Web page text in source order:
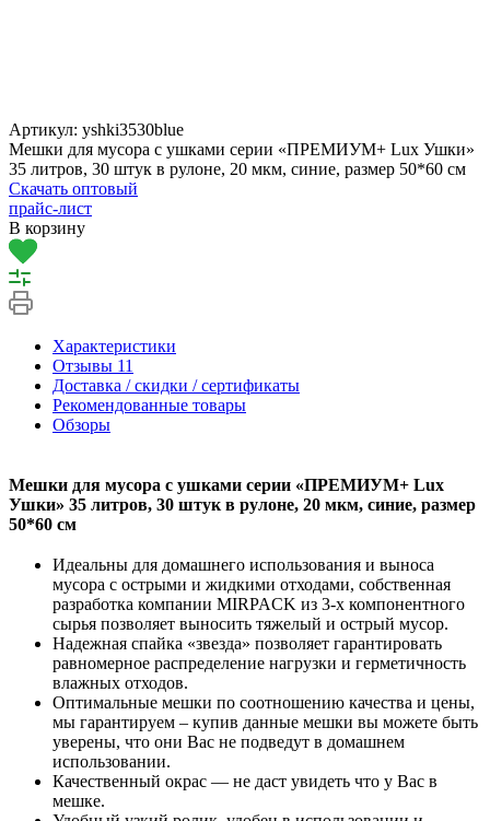
Артикул: yshki3530blue
Мешки для мусора с ушками серии «ПРЕМИУМ+ Lux Ушки»
35 литров, 30 штук в рулоне, 20 мкм, синие, размер 50*60 см
Скачать оптовый
прайс-лист
В корзину
Характеристики
Отзывы 11
Доставка / скидки / сертификаты
Рекомендованные товары
Обзоры
Мешки для мусора с ушками серии «ПРЕМИУМ+ Lux
Ушки» 35 литров, 30 штук в рулоне, 20 мкм, синие, размер
50*60 см
Идеальны для домашнего использования и выноса
мусора с острыми и жидкими отходами, собственная
разработка компании MIRPACK из 3-х компонентного
сырья позволяет выносить тяжелый и острый мусор.
Надежная спайка «звезда» позволяет гарантировать
равномерное распределение нагрузки и герметичность
влажных отходов.
Оптимальные мешки по соотношению качества и цены,
мы гарантируем – купив данные мешки вы можете быть
уверены, что они Вас не подведут в домашнем
использовании.
Качественный окрас — не даст увидеть что у Вас в
мешке.